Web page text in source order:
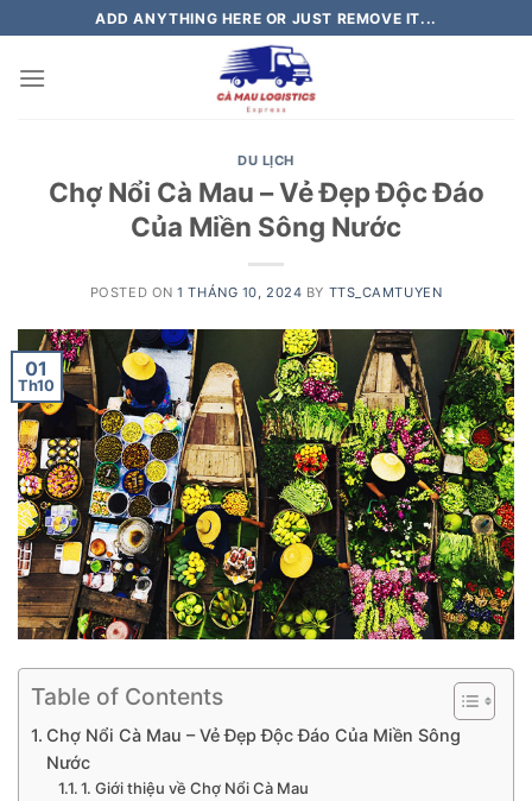
to
content
ADD ANYTHING HERE OR JUST REMOVE IT...
DU LỊCH
Chợ Nổi Cà Mau – Vẻ Đẹp Độc Đáo
Của Miền Sông Nước
POSTED ON1 THÁNG 10, 2024 BY TTS_CAMTUYEN
01
Th10
Table of Contents
Chợ Nổi Cà Mau – Vẻ Đẹp Độc Đáo Của Miền Sông
Nước
1. Giới thiệu về Chợ Nổi Cà Mau